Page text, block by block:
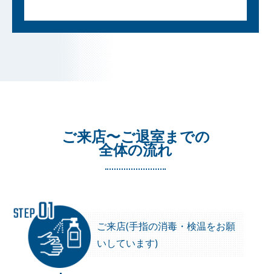
ご来店〜ご退室までの
全体の流れ
ご来店(手指の消毒・検温をお願
いしています)